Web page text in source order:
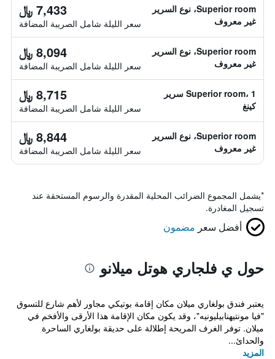
Superior room، نوع السرير
غير معروف
7,433 ﷼
سعر الليلة شامل الصريبة المضافة
Superior room، نوع السرير
غير معروف
8,094 ﷼
سعر الليلة شامل الصريبة المضافة
Superior room، 1 سرير
كينغ
8,715 ﷼
سعر الليلة شامل الصريبة المضافة
Superior room، نوع السرير
غير معروف
8,844 ﷼
سعر الليلة شامل الصريبة المضافة
*يشمل المجموع الضرائب المحلية المقدرة والرسوم المستحقة عند
تسجيل المغادرة.
أفضل سعر مضمون
حول ي فلجاري هوتل ميلانو
يعتبر فندق بولغاري ميلان مكان إقامة بوتيكي مجاور لأهم شارع للتسوق
"فيا مونتيهنابيليونيه"، وقد يكون مكان الإقامة هذا الأرقى والأفخم في
ميلان. توفر الغرف المريحة إطلالة على حديقة بولغاري الساحرة
والحدائ...
المزيد